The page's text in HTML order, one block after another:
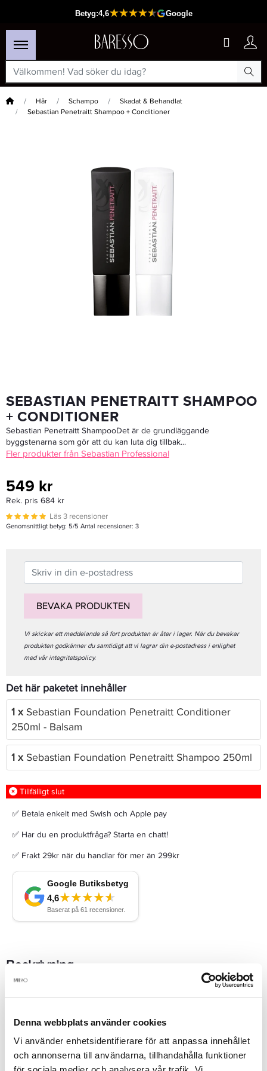
Denna webbplats använder cookies
Vi använder enhetsidentifierare för att anpassa innehållet
och annonserna till användarna, tillhandahålla funktioner
Hem Hår Schampo
Skadat & Behandlat
Sebastian Penetraitt Shampoo + Conditioner
Maria Nila Pure Volume Duo
SEBASTIAN PENETRAITT SHAMPOO
+ CONDITIONER
Sebastian Penetraitt ShampooDet är de grundläggande
byggstenarna som gör att du kan luta dig tillbak...
Fler produkter från Sebastian Professional
549 kr
Rek. pris 684 kr
Läs 3 recensioner
Genomsnittligt betyg: 5/5 Antal recensioner: 3
BEVAKA PRODUKTEN
Vi skickar ett meddelande så fort produkten är åter i lager. När du bevakar
produkten godkänner du samtidigt att vi lagrar din e-postadress i enlighet
med vår integritetspolicy.
Det här paketet innehåller
1 xSebastian Foundation Penetraitt Conditioner
250ml - Balsam
1 xSebastian Foundation Penetraitt Shampoo 250ml
Tillfälligt slut
✅ Betala enkelt med Swish och Apple pay
✅ Har du en produktfråga? Starta en chatt!
✅ Frakt 29kr när du handlar för mer än 299kr
Beskrivning
Sebastian Penetraitt ShampooDet är de grundläggande
kan andas ut och som eliminerar all stress. Till hårets
reparerande.Aktiva ingredienser som tränger in i håret och
reparerar skador och minimerar stress, ger superstark och
silkeslen känsla och skyddar färgat hår.AnvändningPenetraitt
Se mer